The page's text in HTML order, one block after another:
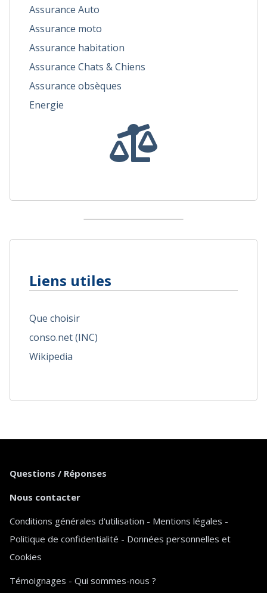
Assurance Auto
Assurance moto
Assurance habitation
Assurance Chats & Chiens
Assurance obsèques
Energie
Liens utiles
Que choisir
conso.net (INC)
Wikipedia
Questions / Réponses
Nous contacter
Conditions générales d'utilisation - Mentions légales -
Politique de confidentialité - Données personnelles et
Cookies
Témoignages - Qui sommes-nous ?